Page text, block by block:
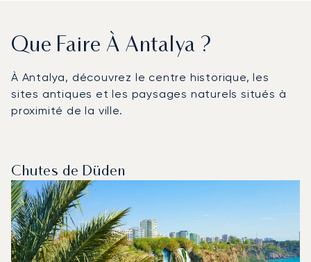
Que Faire À Antalya ?
À Antalya, découvrez le centre historique, les
sites antiques et les paysages naturels situés à
proximité de la ville.
Chutes de Düden